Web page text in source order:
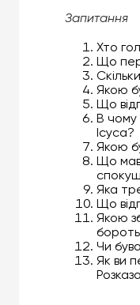
Запитання
Хто
Що
Якою
Що
В чому
Ісуса?
Якою
Що мав
Яка
Що
Якою
Чи
Як ви